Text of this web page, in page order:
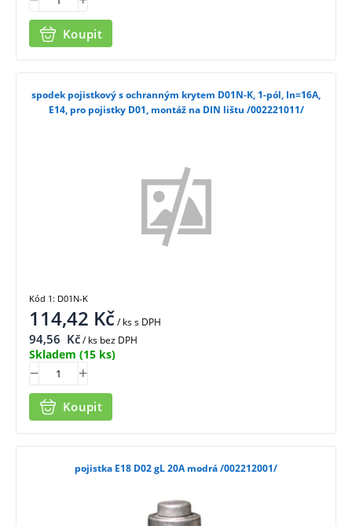
Koupit
spodek pojistkový s ochranným krytem D01N-K, 1-pól, In=16A,
E14, pro pojistky D01, montáž na DIN lištu /002221011/
114,42 Kč/ kss DPH
94,56 Kč/ ks bez DPH
Skladem (15 ks)
Koupit
Kód 1: D01N-K
pojistka E18 D02 gL 20A modrá /002212001/